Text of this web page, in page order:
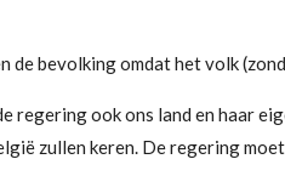
de bevolking omdat het volk
regering ook ons land en haar
zullen keren. De regering